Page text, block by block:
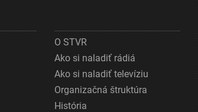
O STVR
Ako si naladiť rádiá
Ako si naladiť televíziu
Organizačná štruktúra
História